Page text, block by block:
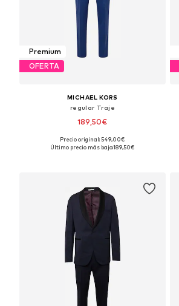
Premium
OFERTA
MICHAEL KORS
regular Traje
189,50€
Disponible en muchas tallas
Precio original: 549,00€
Último precio más bajo:189,50€